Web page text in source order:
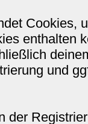
Cookies,
enthalten
und
der